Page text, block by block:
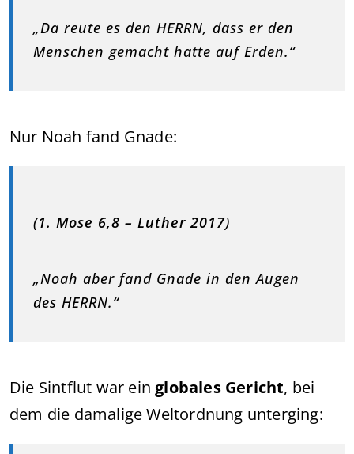
„Da reute es den HERRN, dass er den
Menschen gemacht hatte auf Erden.“
Nur Noah fand Gnade:
(1. Mose 6,8 – Luther 2017)
„Noah aber fand Gnade in den Augen
des HERRN.“
Die Sintflut war ein globales Gericht, bei
dem die damalige Weltordnung unterging: